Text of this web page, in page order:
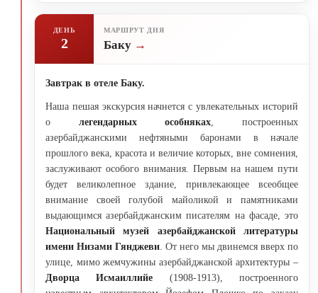
ДЕНЬ
2
МАРШРУТ ДНЯ
Баку
Завтрак в отеле Баку.
Наша пешая экскурсия начнется с увлекательных историй
о легендарных особняках, построенных
азербайджанскими нефтяными баронами в начале
прошлого века, красота и величие которых, вне сомнения,
заслуживают особого внимания. Первым на нашем пути
будет великолепное здание, привлекающее всеобщее
внимание своей голубой майоликой и памятниками
выдающимся азербайджанским писателям на фасаде, это
Национальный музей азербайджанской литературы
имени Низами Гянджеви. От него мы двинемся вверх по
улице, мимо жемчужины азербайджанской архитектуры –
Дворца Исмаиллийе (1908-1913), построенного